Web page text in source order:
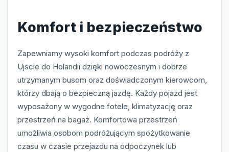
Komfort i bezpieczeństwo
Zapewniamy wysoki komfort podczas podróży z
Ujscie do Holandii dzięki nowoczesnym i dobrze
utrzymanym busom oraz doświadczonym kierowcom,
którzy dbają o bezpieczną jazdę. Każdy pojazd jest
wyposażony w wygodne fotele, klimatyzację oraz
przestrzeń na bagaż. Komfortowa przestrzeń
umożliwia osobom podróżującym spożytkowanie
czasu w czasie przejazdu na odpoczynek lub